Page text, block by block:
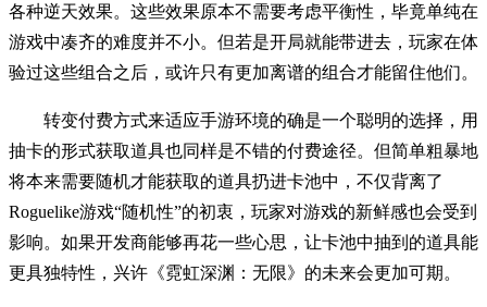
各种逆天效果。这些效果原本不需要考虑平衡性，毕竟单纯在
游戏中凑齐的难度并不小。但若是开局就能带进去，玩家在体
验过这些组合之后，或许只有更加离谱的组合才能留住他们。
转变付费方式来适应手游环境的确是一个聪明的选择，用
抽卡的形式获取道具也同样是不错的付费途径。但简单粗暴地
将本来需要随机才能获取的道具扔进卡池中，不仅背离了
Roguelike游戏“随机性”的初衷，玩家对游戏的新鲜感也会受到
影响。如果开发商能够再花一些心思，让卡池中抽到的道具能
更具独特性，兴许《霓虹深渊：无限》的未来会更加可期。